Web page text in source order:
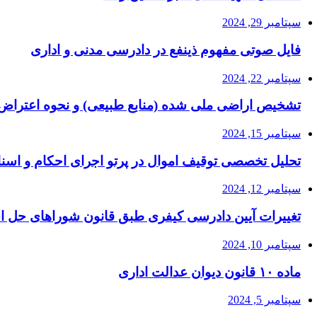
سپتامبر 29, 2024
فایل صوتی مفهوم ذینفع در دادرسی مدنی و اداری
سپتامبر 22, 2024
تشخیص اراضی ملی شده (منابع طبیعی) و نحوه
سپتامبر 15, 2024
تحلیل تخصصی توقیف اموال در پرتو اجرای احکام و
سپتامبر 12, 2024
تغییرات آیین دادرسی کیفری طبق قانون شوراهای حل
سپتامبر 10, 2024
ماده ۱۰ قانون دیوان عدالت اداری
سپتامبر 5, 2024